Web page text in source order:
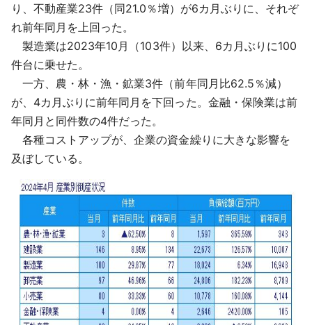
り、不動産業23件（同21.0％増）が6カ月ぶりに、それぞ
れ前年同月を上回った。
製造業は2023年10月（103件）以来、6カ月ぶりに100
件台に乗せた。
一方、農・林・漁・鉱業3件（前年同月比62.5％減）
が、4カ月ぶりに前年同月を下回った。金融・保険業は前
年同月と同件数の4件だった。
各種コストアップが、企業の資金繰りに大きな影響を
及ぼしている。